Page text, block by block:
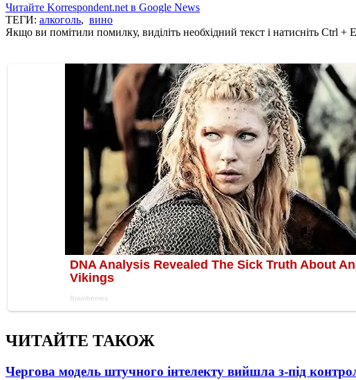
Читайте Korrespondent.net в Google News
ТЕГИ: алкоголь, вино
Якщо ви помітили помилку, виділіть необхідний текст і натисніть Ctrl
ЧИТАЙТЕ ТАКОЖ
Чергова модель штучного інтелекту вийшла з-під